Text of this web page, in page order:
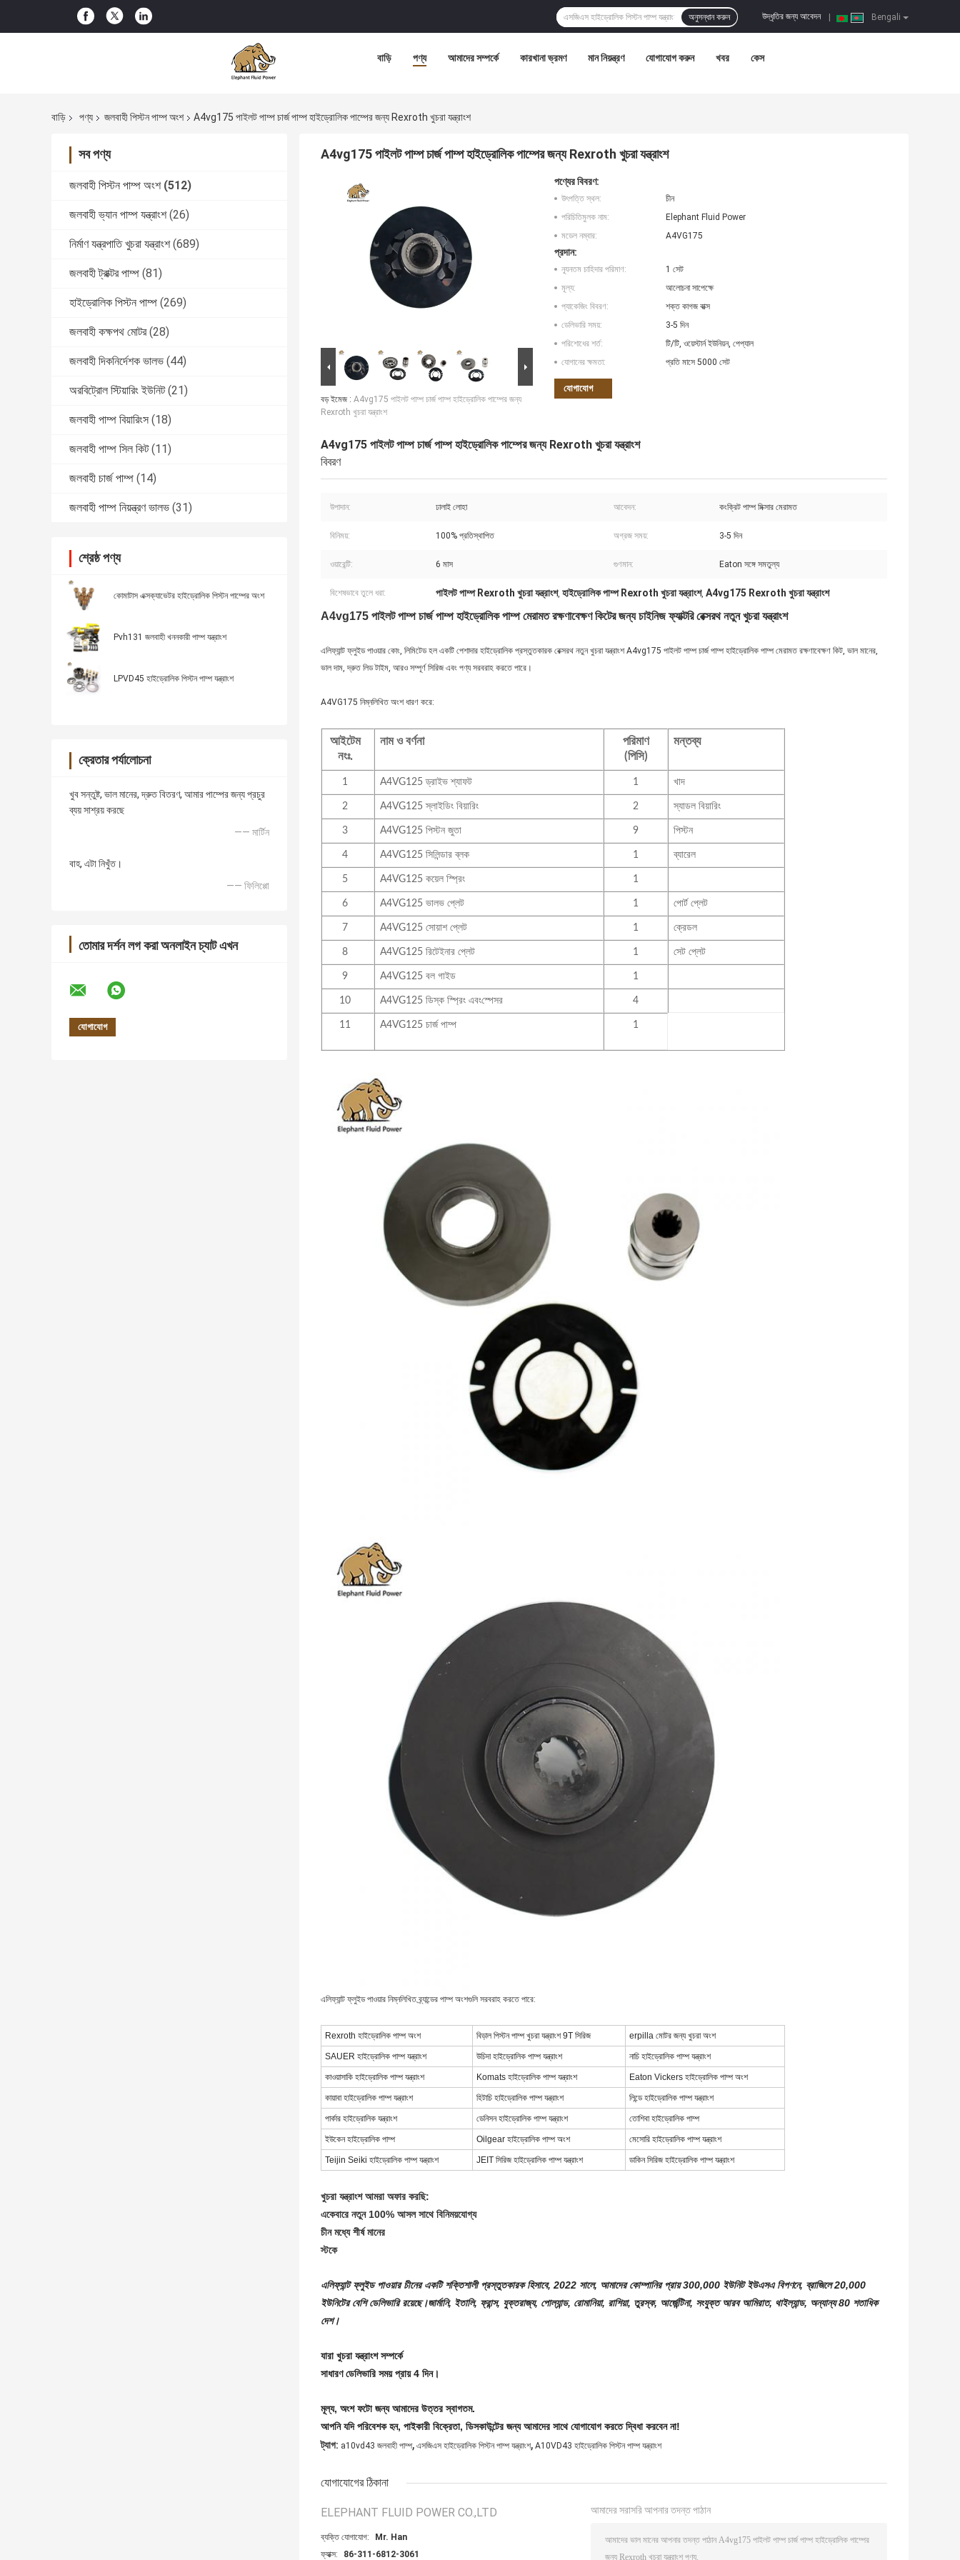
Bengali
উদ্ধৃতির জন্য আবেদন
অনুসন্ধান করুন
বাড়ি পণ্য আমাদের সম্পর্কে কারখানা ভ্রমণ মান নিয়ন্ত্রণ যোগাযোগ করুন খবর কেস
বাড়ি পণ্য জলবাহী পিস্টন পাম্প অংশ A4vg175 পাইলট পাম্প চার্জ পাম্প হাইড্রোলিক পাম্পের জন্য Rexroth খুচরা যন্ত্রাংশ
সব পণ্য
জলবাহী পিস্টন পাম্প অংশ (512)
জলবাহী ভ্যান পাম্প যন্ত্রাংশ (26)
নির্মাণ যন্ত্রপাতি খুচরা যন্ত্রাংশ (689)
জলবাহী ট্রাক্টর পাম্প (81)
হাইড্রোলিক পিস্টন পাম্প (269)
জলবাহী কক্ষপথ মোটর (28)
জলবাহী দিকনির্দেশক ভালভ (44)
অরবিট্রোল স্টিয়ারিং ইউনিট (21)
জলবাহী পাম্প বিয়ারিংস (18)
জলবাহী পাম্প সিল কিট (11)
জলবাহী চার্জ পাম্প (14)
জলবাহী পাম্প নিয়ন্ত্রণ ভালভ (31)
শ্রেষ্ঠ পণ্য
কোমাটাস এক্সক্যাভেটর হাইড্রোলিক পিস্টন পাম্পের অংশ
Pvh131 জলবাহী খননকারী পাম্প যন্ত্রাংশ
LPVD45 হাইড্রোলিক পিস্টন পাম্প যন্ত্রাংশ
ক্রেতার পর্যালোচনা
খুব সন্তুষ্ট, ভাল মানের, দ্রুত বিতরণ, আমার পাম্পের জন্য প্রচুর
ব্যয় সাশ্রয় করছে
—— মার্টিন
বাহ, এটা নিখুঁত।
—— ফিলিপ্পো
তোমার দর্শন লগ করা অনলাইন চ্যাট এখন
A4vg175 পাইলট পাম্প চার্জ পাম্প হাইড্রোলিক পাম্পের জন্য Rexroth খুচরা যন্ত্রাংশ
বড় ইমেজ : A4vg175 পাইলট পাম্প চার্জ পাম্প হাইড্রোলিক পাম্পের জন্য
Rexroth খুচরা যন্ত্রাংশ
পণ্যের বিবরণ:
উৎপত্তি স্থল:
চীন
পরিচিতিমুলক নাম:
Elephant Fluid Power
মডেল নম্বার:
A4VG175
প্রদান:
ন্যূনতম চাহিদার পরিমাণ:
1 সেট
মূল্য:
আলোচনা সাপেক্ষে
প্যাকেজিং বিবরণ:
শক্ত কাগজ বাক্স
ডেলিভারি সময়:
3-5 দিন
পরিশোধের শর্ত:
টি/টি, ওয়েস্টার্ন ইউনিয়ন, পেপ্যাল
যোগানের ক্ষমতা:
প্রতি মাসে 5000 সেট
যোগাযোগ
A4vg175 পাইলট পাম্প চার্জ পাম্প হাইড্রোলিক পাম্পের জন্য Rexroth খুচরা যন্ত্রাংশ
বিবরণ
উপাদান: ঢালাই লোহা আবেদন: কংক্রিট পাম্প মিক্সার মেরামত
বিনিময়: 100% প্রতিস্থাপিত অগ্রজ সময়: 3-5 দিন
ওয়ারেন্টি: 6 মাস গুণমান: Eaton সঙ্গে সমতুল্য
বিশেষভাবে তুলে ধরা: পাইলট পাম্প Rexroth খুচরা যন্ত্রাংশ, হাইড্রোলিক পাম্প Rexroth খুচরা যন্ত্রাংশ, A4vg175 Rexroth খুচরা যন্ত্রাংশ
A4vg175 পাইলট পাম্প চার্জ পাম্প হাইড্রোলিক পাম্প মেরামত রক্ষণাবেক্ষণ কিটের জন্য চাইনিজ ফ্যাক্টরি রেক্সরথ নতুন খুচরা যন্ত্রাংশ
এলিফ্যান্ট ফ্লুইড পাওয়ার কোং, লিমিটেড হল একটি পেশাদার হাইড্রোলিক প্রস্তুতকারক রেক্সরথ নতুন খুচরা যন্ত্রাংশ A4vg175 পাইলট পাম্প চার্জ পাম্প হাইড্রোলিক পাম্প মেরামত রক্ষণাবেক্ষণ কিট, ভাল মানের,
ভাল দাম, দ্রুত লিড টাইম, আরও সম্পূর্ণ সিরিজ এবং পণ্য সরবরাহ করতে পারে।
A4VG175 নিম্নলিখিত অংশ ধারণ করে:
আইটেম
নংঃ.
নাম ও বর্ণনা
পরিমাণ
(পিসি)
মন্তব্য
1 A4VG125 ড্রাইভ শ্যাফট 1 খাদ
2 A4VG125 স্লাইডিং বিয়ারিং 2 স্যাডল বিয়ারিং
3 A4VG125 পিস্টন জুতা 9 পিস্টন
4 A4VG125 সিলিন্ডার ব্লক 1 ব্যারেল
5 A4VG125 কয়েল স্প্রিং 1
6 A4VG125 ভালভ প্লেট 1 পোর্ট প্লেট
7 A4VG125 সোয়াশ প্লেট 1 ক্রেডল
8 A4VG125 রিটেইনার প্লেট 1 সেট প্লেট
9 A4VG125 বল গাইড 1
10 A4VG125 ডিস্ক স্প্রিং এবংস্পেসর 4
11 A4VG125 চার্জ পাম্প 1
এলিফ্যান্ট ফ্লুইড পাওয়ার নিম্নলিখিত ব্র্যান্ডের পাম্প অংশগুলি সরবরাহ করতে পারে:
Rexroth হাইড্রোলিক পাম্প অংশ বিড়াল পিস্টন পাম্প খুচরা যন্ত্রাংশ 9T সিরিজ erpilla মোটর জন্য খুচরা অংশ
SAUER হাইড্রোলিক পাম্প যন্ত্রাংশ উচিদা হাইড্রোলিক পাম্প যন্ত্রাংশ নাচি হাইড্রোলিক পাম্প যন্ত্রাংশ
কাওয়াসাকি হাইড্রোলিক পাম্প যন্ত্রাংশ Komats হাইড্রোলিক পাম্প যন্ত্রাংশ Eaton Vickers হাইড্রোলিক পাম্প অংশ
কায়াবা হাইড্রোলিক পাম্প যন্ত্রাংশ হিটাচি হাইড্রোলিক পাম্প যন্ত্রাংশ লিন্ডে হাইড্রোলিক পাম্প যন্ত্রাংশ
পার্কার হাইড্রোলিক যন্ত্রাংশ ডেনিসন হাইড্রোলিক পাম্প যন্ত্রাংশ তোশিবা হাইড্রোলিক পাম্প
ইউকেন হাইড্রোলিক পাম্প Oilgear হাইড্রোলিক পাম্প অংশ মেসোরি হাইড্রোলিক পাম্প যন্ত্রাংশ
Teijin Seiki হাইড্রোলিক পাম্প যন্ত্রাংশ JEIT সিরিজ হাইড্রোলিক পাম্প যন্ত্রাংশ ডাকিন সিরিজ হাইড্রোলিক পাম্প যন্ত্রাংশ
খুচরা যন্ত্রাংশ আমরা অফার করছি:
একেবারে নতুন 100% আসল সাথে বিনিময়যোগ্য
চীন মধ্যে শীর্ষ মানের
স্টকে
এলিফ্যান্ট ফ্লুইড পাওয়ার চীনের একটি শক্তিশালী প্রস্তুতকারক হিসাবে, 2022 সালে, আমাদের কোম্পানির প্রায় 300,000 ইউনিট ইউএসএ বিপণনে, ব্রাজিলে 20,000
ইউনিটের বেশি ডেলিভারি রয়েছে।জার্মানি, ইতালি, ফ্রান্স, যুক্তরাজ্য, পোল্যান্ড, রোমানিয়া, রাশিয়া, তুরস্ক, আর্জেন্টিনা, সংযুক্ত আরব আমিরাত, থাইল্যান্ড, অন্যান্য 80 শতাধিক
দেশ।
যারা খুচরা যন্ত্রাংশ সম্পর্কে
সাধারণ ডেলিভারি সময় প্রায় 4 দিন।
মূল্য, অংশ ফটো জন্য আমাদের উত্তর স্বাগতম.
আপনি যদি পরিবেশক হন, পাইকারী বিক্রেতা, ডিসকাউন্টের জন্য আমাদের সাথে যোগাযোগ করতে দ্বিধা করবেন না!
ট্যাগ: a10vd43 জলবাহী পাম্প, এসজিএস হাইড্রোলিক পিস্টন পাম্প যন্ত্রাংশ, A10VD43 হাইড্রোলিক পিস্টন পাম্প যন্ত্রাংশ
যোগাযোগের ঠিকানা
ELEPHANT FLUID POWER CO.,LTD
ব্যক্তি যোগাযোগ:
Mr. Han
ফ্যাক্স:
86-311-6812-3061
আমাদের সরাসরি আপনার তদন্ত পাঠান